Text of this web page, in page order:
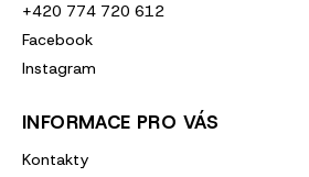
+420 774 720 612
Facebook
Instagram
INFORMACE PRO VÁS
Kontakty